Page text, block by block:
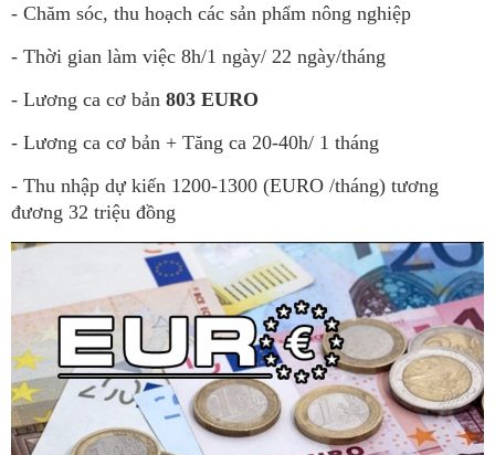
- Chăm sóc, thu hoạch các sản phẩm nông nghiệp
- Thời gian làm việc 8h/1 ngày/ 22 ngày/tháng
- Lương ca cơ bản 803 EURO
- Lương ca cơ bản + Tăng ca 20-40h/ 1 tháng
- Thu nhập dự kiến 1200-1300 (EURO /tháng) tương
đương 32 triệu đồng